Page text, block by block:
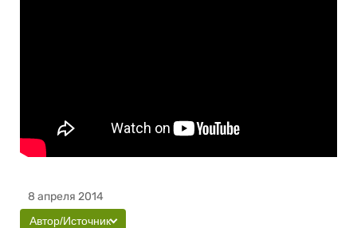
8 апреля 2014
Автор/Источник